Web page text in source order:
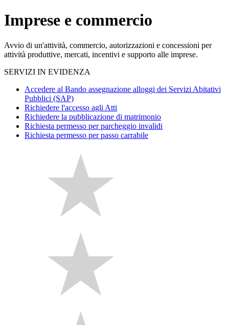
Imprese e commercio
Avvio di un'attività, commercio, autorizzazioni e concessioni per
attività produttive, mercati, incentivi e supporto alle imprese.
SERVIZI IN EVIDENZA
Accedere al Bando assegnazione alloggi dei Servizi Abitativi
Pubblici (SAP)
Richiedere l'accesso agli Atti
Richiedere la pubblicazione di matrimonio
Richiesta permesso per parcheggio invalidi
Richiesta permesso per passo carrabile